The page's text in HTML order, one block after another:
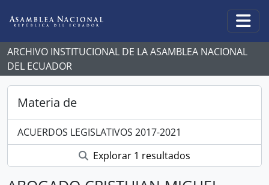
ARCHIVO INSTITUCIONAL DE LA ASAMBLEA NACIONAL
DEL ECUADOR
Materia de
ACUERDOS LEGISLATIVOS 2017-2021
Explorar 1 resultados